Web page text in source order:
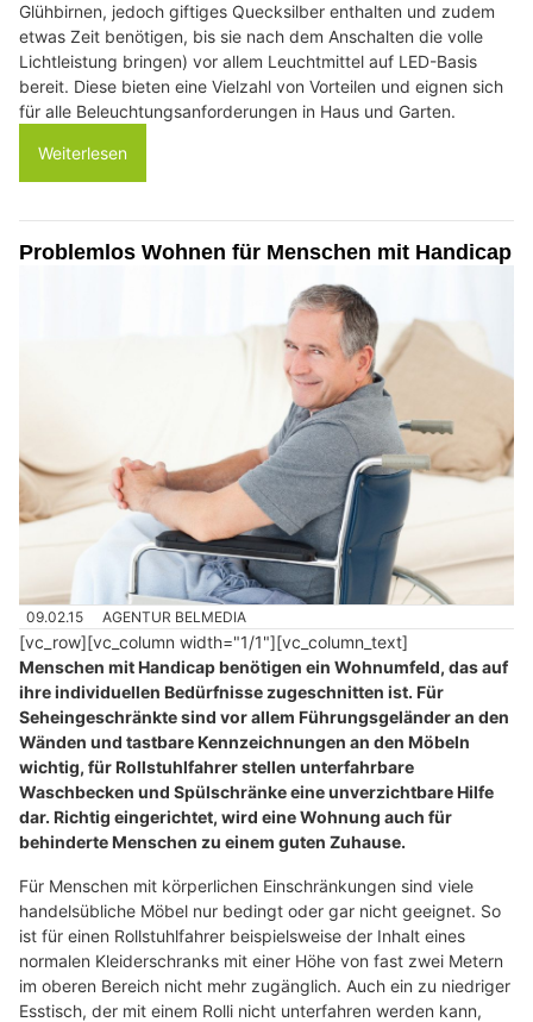
Glühbirnen, jedoch giftiges Quecksilber enthalten und zudem
etwas Zeit benötigen, bis sie nach dem Anschalten die volle
Lichtleistung bringen) vor allem Leuchtmittel auf LED-Basis
bereit. Diese bieten eine Vielzahl von Vorteilen und eignen sich
für alle Beleuchtungsanforderungen in Haus und Garten.
Weiterlesen
Problemlos Wohnen für Menschen mit Handicap
09.02.15 AGENTUR BELMEDIA
[vc_row][vc_column width="1/1"][vc_column_text]
Menschen mit Handicap benötigen ein Wohnumfeld, das auf
ihre individuellen Bedürfnisse zugeschnitten ist. Für
Seheingeschränkte sind vor allem Führungsgeländer an den
Wänden und tastbare Kennzeichnungen an den Möbeln
wichtig, für Rollstuhlfahrer stellen unterfahrbare
Waschbecken und Spülschränke eine unverzichtbare Hilfe
dar. Richtig eingerichtet, wird eine Wohnung auch für
behinderte Menschen zu einem guten Zuhause.
Für Menschen mit körperlichen Einschränkungen sind viele
handelsübliche Möbel nur bedingt oder gar nicht geeignet. So
ist für einen Rollstuhlfahrer beispielsweise der Inhalt eines
normalen Kleiderschranks mit einer Höhe von fast zwei Metern
im oberen Bereich nicht mehr zugänglich. Auch ein zu niedriger
Esstisch, der mit einem Rolli nicht unterfahren werden kann,